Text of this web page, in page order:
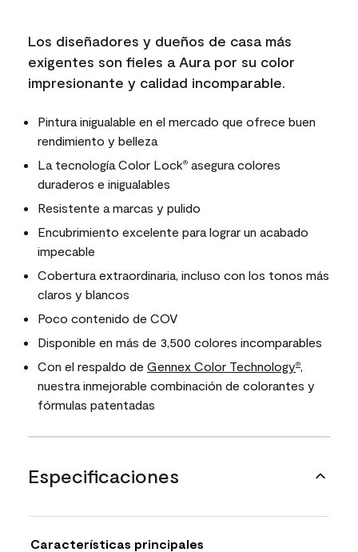
Los diseñadores y dueños de casa más
exigentes son fieles a Aura por su color
impresionante y calidad incomparable.
Pintura inigualable en el mercado que ofrece buen
rendimiento y belleza
La tecnología Color Lock® asegura colores
duraderos e inigualables
Resistente a marcas y pulido
Encubrimiento excelente para lograr un acabado
impecable
Cobertura extraordinaria, incluso con los tonos más
claros y blancos
Poco contenido de COV
Disponible en más de 3,500 colores incomparables
Con el respaldo de Gennex Color Technology®,
nuestra inmejorable combinación de colorantes y
fórmulas patentadas
Especificaciones
Características principales